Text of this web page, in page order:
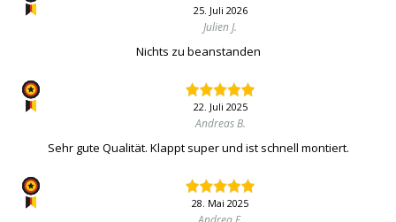
25. Juli 2026
Julien J.
Nichts zu beanstanden
22. Juli 2025
Andreas B.
Sehr gute Qualität. Klappt super und ist schnell montiert.
28. Mai 2025